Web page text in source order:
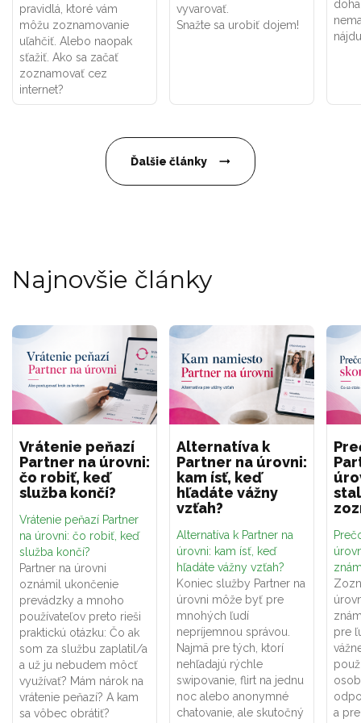
pravidlá, ktoré vám
môžu zoznamovanie
uľahčiť. Alebo naopak
sťažiť. Ako sa začať
zoznamovať cez
internet?
vyvarovať.
Snažte sa urobiť dojem!
Ďalšie články
Najnovšie články
Vrátenie peňazí
Partner na úrovni:
čo robiť, keď
služba končí?
Vrátenie peňazí Partner
na úrovni: čo robiť, keď
služba končí?
Partner na úrovni
oznámil ukončenie
prevádzky a mnoho
používateľov preto rieši
praktickú otázku: Čo ak
som za službu zaplatil/a
a už ju nebudem môcť
využívať? Mám nárok na
vrátenie peňazí? A kam
sa vôbec obrátiť?
Alternatíva k
Partner na úrovni:
kam ísť, keď
hľadáte vážny
vzťah?
Alternatíva k Partner na
úrovni: kam ísť, keď
hľadáte vážny vzťah?
Koniec služby Partner na
úrovni môže byť pre
mnohých ľudí
nepríjemnou správou.
Najmä pre tých, ktorí
nehľadajú rýchle
swipovanie, flirt na jednu
noc alebo anonymné
chatovanie, ale skutočný
pre
a